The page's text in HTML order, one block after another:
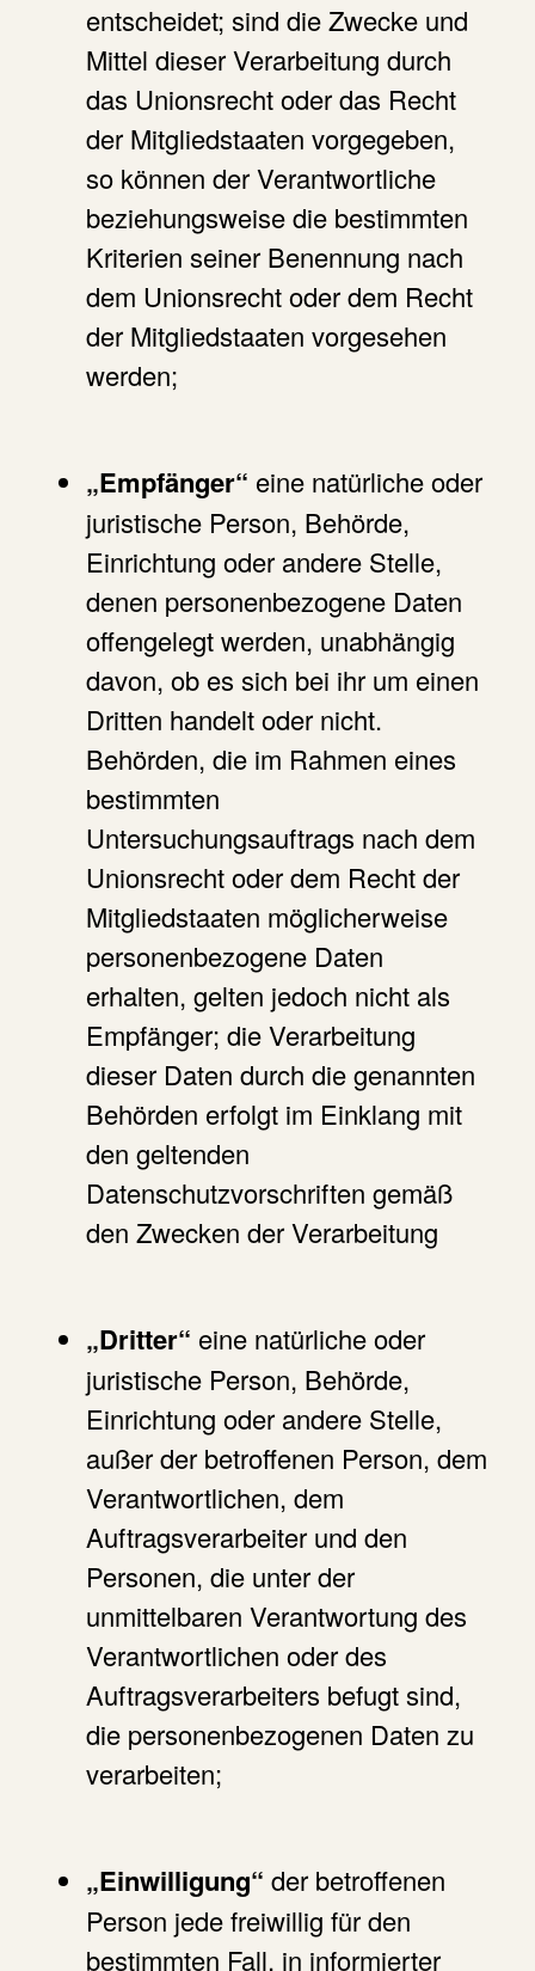
entscheidet; sind die Zwecke und
Mittel dieser Verarbeitung durch
das Unionsrecht oder das Recht
der Mitgliedstaaten vorgegeben,
so können der Verantwortliche
beziehungsweise die bestimmten
Kriterien seiner Benennung nach
dem Unionsrecht oder dem Recht
der Mitgliedstaaten vorgesehen
werden;
„Empfänger“ eine natürliche oder
juristische Person, Behörde,
Einrichtung oder andere Stelle,
denen personenbezogene Daten
offengelegt werden, unabhängig
davon, ob es sich bei ihr um einen
Dritten handelt oder nicht.
Behörden, die im Rahmen eines
bestimmten
Untersuchungsauftrags nach dem
Unionsrecht oder dem Recht der
Mitgliedstaaten möglicherweise
personenbezogene Daten
erhalten, gelten jedoch nicht als
Empfänger; die Verarbeitung
dieser Daten durch die genannten
Behörden erfolgt im Einklang mit
den geltenden
Datenschutzvorschriften gemäß
den Zwecken der Verarbeitung
„Dritter“ eine natürliche oder
juristische Person, Behörde,
Einrichtung oder andere Stelle,
außer der betroffenen Person, dem
Verantwortlichen, dem
Auftragsverarbeiter und den
Personen, die unter der
unmittelbaren Verantwortung des
Verantwortlichen oder des
Auftragsverarbeiters befugt sind,
die personenbezogenen Daten zu
verarbeiten;
„Einwilligung“ der betroffenen
Person jede freiwillig für den
bestimmten Fall, in informierter